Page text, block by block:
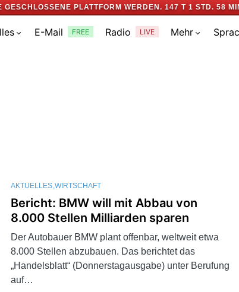
GESCHLOSSENE PLATTFORM WERDEN. 147 T 1 STD. 58
E-Mail FREE Radio LIVE Mehr
AKTUELLES WIRTSCHAFT
Bericht: BMW will mit Abbau von
8.000 Stellen Milliarden sparen
Der Autobauer BMW plant offenbar, weltweit etwa
8.000 Stellen abzubauen. Das berichtet das
„Handelsblatt“ (Donnerstagausgabe) unter Berufung
auf…